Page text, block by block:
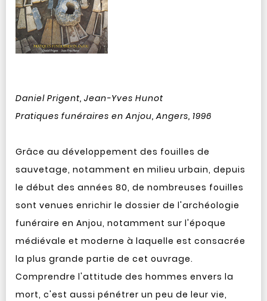
Daniel Prigent, Jean-Yves Hunot
Pratiques funéraires en Anjou, Angers, 1996
Grâce au développement des fouilles de
sauvetage, notamment en milieu urbain, depuis
le début des années 80, de nombreuses fouilles
sont venues enrichir le dossier de l'archéologie
funéraire en Anjou, notamment sur l'époque
médiévale et moderne à laquelle est consacrée
la plus grande partie de cet ouvrage.
Comprendre l'attitude des hommes envers la
mort, c'est aussi pénétrer un peu de leur vie,